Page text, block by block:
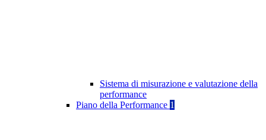
Sistema di misurazione e valutazione della
performance
Piano della Performance 1